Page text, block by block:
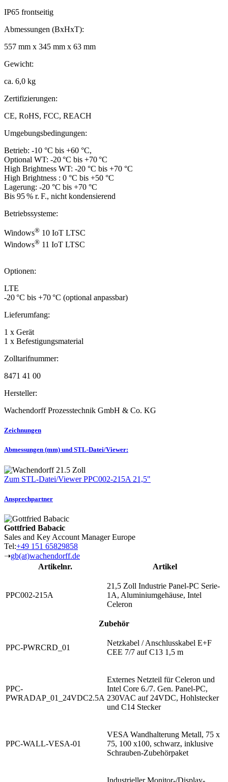
IP65 frontseitig
Abmessungen (BxHxT):
557 mm x 345 mm x 63 mm
Gewicht:
ca. 6,0 kg
Zertifizierungen:
CE, RoHS, FCC, REACH
Umgebungsbedingungen:
Betrieb: -10 °C bis +60 °C,
Optional WT: -20 °C bis +70 °C
High Brightness WT: -20 °C bis +70 °C
High Brightness : 0 °C bis +50 °C
Lagerung: -20 °C bis +70 °C
Bis 95 % r. F., nicht kondensierend
Betriebssysteme:
Windows® 10 IoT LTSC
Windows® 11 IoT LTSC
Optionen:
LTE
-20 °C bis +70 °C (optional anpassbar)
Lieferumfang:
1 x Gerät
1 x Befestigungsmaterial
Zolltarifnummer:
8471 41 00
Hersteller:
Wachendorff Prozesstechnik GmbH & Co. KG
Zeichnungen
Abmessungen (mm) und STL-Datei/Viewer:
Zum STL-Datei/Viewer PPC002-215A 21,5"
Ansprechpartner
Gottfried Babacic
Sales and Key Account Manager Europe
Tel:+49 151 65829858
➝gb(at)wachendorff.de
Artikelnr.
Artikel
PPC002-215A
21,5 Zoll Industrie Panel-PC Serie-
1A, Aluminiumgehäuse, Intel
Celeron
Zubehör
PPC-PWRCRD_01
Netzkabel / Anschlusskabel E+F
CEE 7/7 auf C13 1,5 m
PPC-
PWRADAP_01_24VDC2.5A
Externes Netzteil für Celeron und
Intel Core 6./7. Gen. Panel-PC,
230VAC auf 24VDC, Hohlstecker
und C14 Stecker
PPC-WALL-VESA-01
VESA Wandhalterung Metall, 75 x
75, 100 x100, schwarz, inklusive
Schrauben-Zubehörpaket
Industrieller Monitor-/Display-